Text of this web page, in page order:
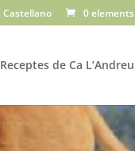
Castellano 0 elements
Receptes de Ca L’Andreu